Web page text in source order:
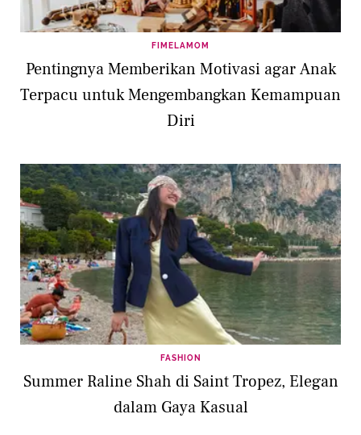
FIMELAMOM
Pentingnya Memberikan Motivasi agar Anak
Terpacu untuk Mengembangkan Kemampuan
Diri
FASHION
Summer Raline Shah di Saint Tropez, Elegan
dalam Gaya Kasual